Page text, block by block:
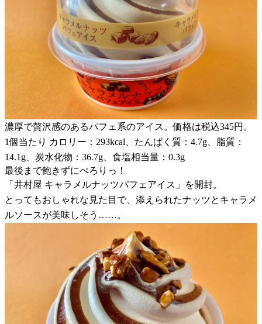
濃厚で贅沢感のあるパフェ系のアイス。価格は税込345円。
1個当たり カロリー：293kcal、たんぱく質：4.7g、脂質：
14.1g、炭水化物：36.7g、食塩相当量：0.3g
最後まで飽きずにぺろりっ！
「井村屋 キャラメルナッツパフェアイス」を開封。
とってもおしゃれな見た目で、添えられたナッツとキャラメ
ルソースが美味しそう……。